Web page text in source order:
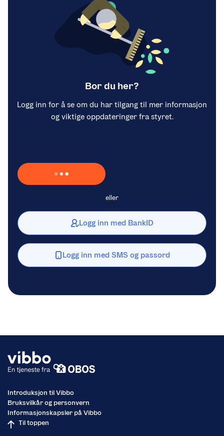
Bor du her?
Logg inn for å se om du har tilgang til mer informasjon
og viktige oppdateringer fra styret.
Laster inn Vipps …
eller
Logg inn med BankID
Logg inn med SMS og passord
Introduksjon til Vibbo
Bruksvilkår og personvern
Informasjonskapsler på Vibbo
Til toppen